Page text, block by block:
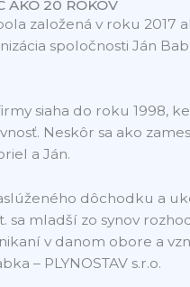
AKO 20 ROKOV
založená v roku 2017
spoločnosti Ján
siaha do roku 1998,
Neskôr sa ako
a Ján.
dôchodku a
sa mladší zo synov
v danom obore a
– PLYNOSTAV s.r.o.